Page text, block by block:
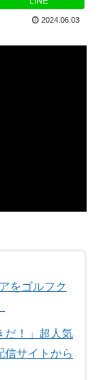
2024.06.03
をゴルフク
だ！」超人気
信サイトから